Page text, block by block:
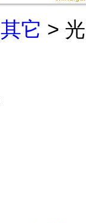
其它 > 光